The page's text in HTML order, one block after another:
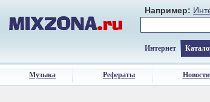
Например:
Интернет
Музыка Рефераты Новости